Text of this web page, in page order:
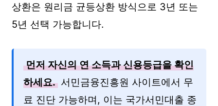
상환은 원리금 균등상환 방식으로 3년 또는
5년 선택 가능합니다.
먼저 자신의 연 소득과 신용등급을 확인
하세요. 서민금융진흥원 사이트에서 무
료 진단 가능하며, 이는 국가서민대출 종